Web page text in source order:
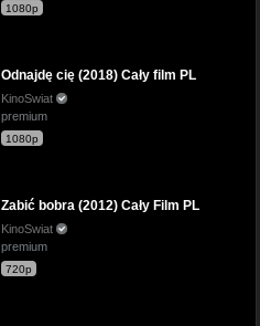
1080p
Odnajdę cię (2018) Cały film PL
KinoSwiat
premium
1080p
Zabić bobra (2012) Cały Film PL
KinoSwiat
premium
720p